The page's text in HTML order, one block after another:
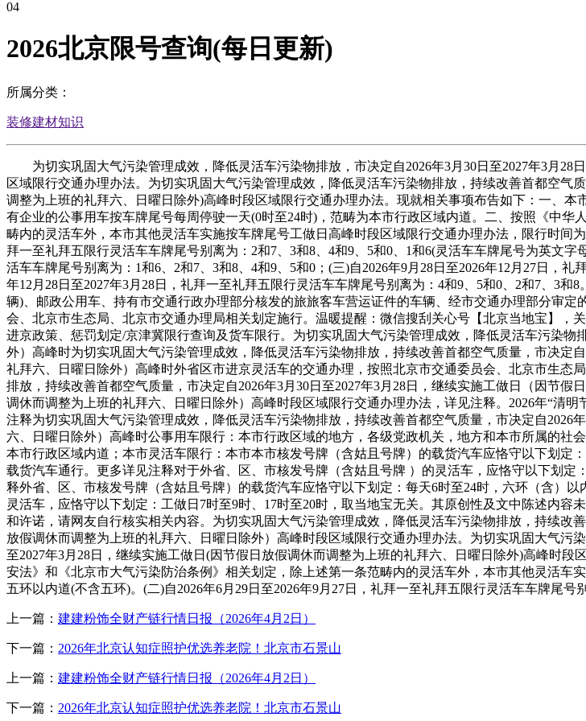
04
2026北京限号查询(每日更新)
所属分类：
装修建材知识
为切实巩固大气污染管理成效，降低灵活车污染物排放，市决定自2026年3月30日至2027年3月28
区域限行交通办理办法。为切实巩固大气污染管理成效，降低灵活车污染物排放，持续改善首都空气
调整为上班的礼拜六、日曜日除外)高峰时段区域限行交通办理办法。现就相关事项布告如下：一、
有企业的公事用车按车牌尾号每周停驶一天(0时至24时)，范畴为本市行政区域内道。二、按照《中
畴内的灵活车外，本市其他灵活车实施按车牌尾号工做日高峰时段区域限行交通办理办法，限行时间
拜一至礼拜五限行灵活车车牌尾号别离为：2和7、3和8、4和9、5和0、1和6(灵活车车牌尾号为英文
活车车牌尾号别离为：1和6、2和7、3和8、4和9、5和0；(三)自2026年9月28日至2026年12月27日，
年12月28日至2027年3月28日，礼拜一至礼拜五限行灵活车车牌尾号别离为：4和9、5和0、2和7、3
辆)、邮政公用车、持有市交通行政办理部分核发的旅旅客车营运证件的车辆、经市交通办理部分审
会、北京市生态局、北京市交通办理局相关划定施行。温暖提醒：微信搜刮关心号【北京当地宝】，
进京政策、惩罚划定/京津冀限行查询及货车限行。为切实巩固大气污染管理成效，降低灵活车污染物
外）高峰时为切实巩固大气污染管理成效，降低灵活车污染物排放，持续改善首都空气质量，市决定
礼拜六、日曜日除外）高峰时外省区市进京灵活车的交通办理，按照北京市交通委员会、北京市生
排放，持续改善首都空气质量，市决定自2026年3月30日至2027年3月28日，继续实施工做日（因节
调休而调整为上班的礼拜六、日曜日除外）高峰时段区域限行交通办理办法，详见注释。2026年“清
注释为切实巩固大气污染管理成效，降低灵活车污染物排放，持续改善首都空气质量，市决定自2026
六、日曜日除外）高峰时公事用车限行：本市行政区域的地方，各级党政机关，地方和本市所属的社
本市行政区域内道；本市灵活车限行：本市本市核发号牌（含姑且号牌）的载货汽车应恪守以下划定
载货汽车通行。更多详见注释对于外省、区、市核发号牌（含姑且号牌 ）的灵活车，应恪守以下划
释外省、区、市核发号牌（含姑且号牌）的载货汽车应恪守以下划定：每天6时至24时，六环（含）
灵活车，应恪守以下划定：工做日7时至9时、17时至20时，取当地宝无关。其原创性及文中陈述内
和许诺，请网友自行核实相关内容。为切实巩固大气污染管理成效，降低灵活车污染物排放，持续改
放假调休而调整为上班的礼拜六、日曜日除外）高峰时段区域限行交通办理办法。为切实巩固大气污
至2027年3月28日，继续实施工做日(因节假日放假调休而调整为上班的礼拜六、日曜日除外)高峰时
安法》和《北京市大气污染防治条例》相关划定，除上述第一条范畴内的灵活车外，本市其他灵活车
五环以内道(不含五环)。(二)自2026年6月29日至2026年9月27日，礼拜一至礼拜五限行灵活车车牌尾号
上一篇： 建建粉饰全财产链行情日报（2026年4月2日）
下一篇： 2026年北京认知症照护优选养老院！北京市石景山
上一篇： 建建粉饰全财产链行情日报（2026年4月2日）
下一篇： 2026年北京认知症照护优选养老院！北京市石景山